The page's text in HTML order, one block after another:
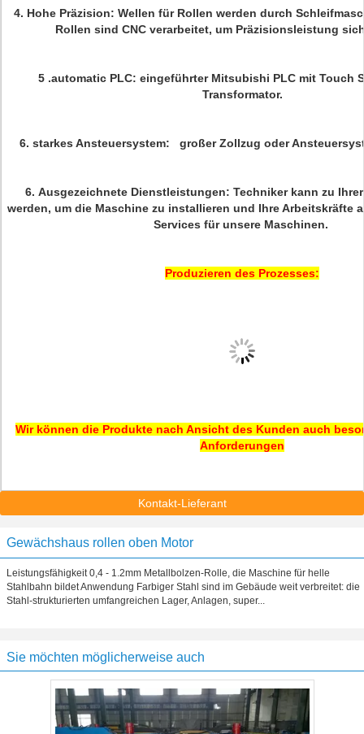
4. Hohe Präzision: Wellen für Rollen werden durch
Rollen sind CNC verarbeitet, um Präzisionsleistung
5 .automatic PLC: eingeführter Mitsubishi PLC mit Touch
Transformator.
6. starkes Ansteuersystem: großer Zollzug oder
6. Ausgezeichnete Dienstleistungen: Techniker kann zu
werden, um die Maschine zu installieren und Ihre Arbeitskräfte
Services für unsere Maschinen.
Produzieren des Prozesses:
Wir können die Produkte nach Ansicht des Kunden auch
Anforderungen
Kontakt-Lieferant
Gewächshaus rollen oben Motor
Leistungsfähigkeit 0,4 - 1.2mm Metallbolzen-Rolle, die Maschine für helle
Stahlbahn bildet Anwendung Farbiger Stahl sind im Gebäude weit verbreitet: die
Stahl-strukturierten umfangreichen Lager, Anlagen, super...
Sie möchten möglicherweise auch